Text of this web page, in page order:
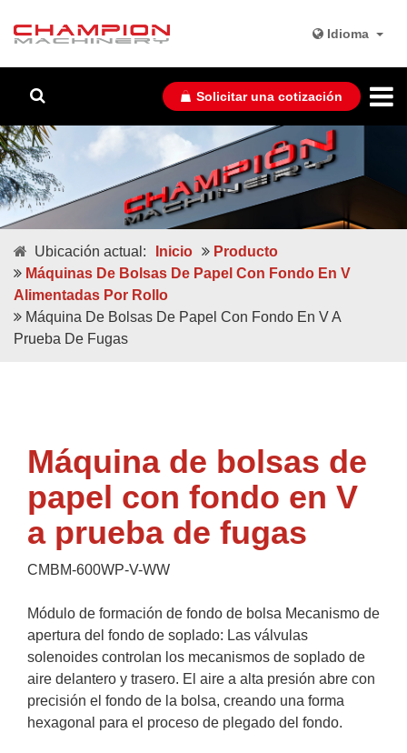
Idioma
Solicitar una cotización
Ubicación actual: Inicio
Producto
Máquinas De Bolsas De Papel Con Fondo En V
Alimentadas Por Rollo
Máquina De Bolsas De Papel Con Fondo En V A
Prueba De Fugas
Máquina de bolsas de
papel con fondo en V
a prueba de fugas
CMBM-600WP-V-WW
Módulo de formación de fondo de bolsa Mecanismo de
apertura del fondo de soplado: Las válvulas
solenoides controlan los mecanismos de soplado de
aire delantero y trasero. El aire a alta presión abre con
precisión el fondo de la bolsa, creando una forma
hexagonal para el proceso de plegado del fondo.